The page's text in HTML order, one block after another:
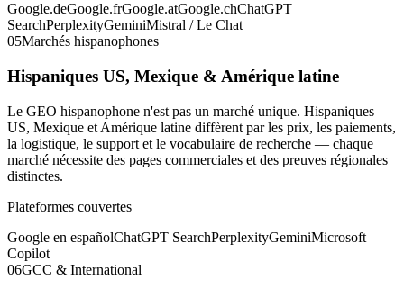
Google.deGoogle.frGoogle.atGoogle.chChatGPT
SearchPerplexityGeminiMistral / Le Chat
05Marchés hispanophones
Hispaniques US, Mexique & Amérique latine
Le GEO hispanophone n'est pas un marché unique. Hispaniques
US, Mexique et Amérique latine diffèrent par les prix, les paiements,
la logistique, le support et le vocabulaire de recherche — chaque
marché nécessite des pages commerciales et des preuves régionales
distinctes.
Plateformes couvertes
Google en españolChatGPT SearchPerplexityGeminiMicrosoft
Copilot
06GCC & International